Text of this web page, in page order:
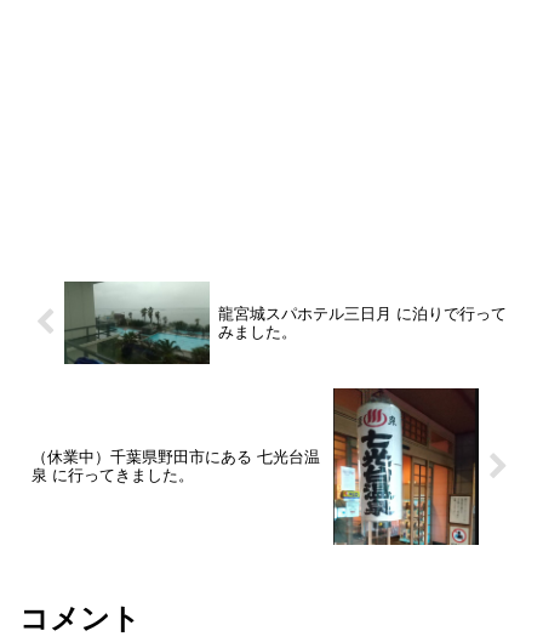
龍宮城スパホテル三日月 に泊りで行って
みました。
（休業中）千葉県野田市にある 七光台温
泉 に行ってきました。
コメント